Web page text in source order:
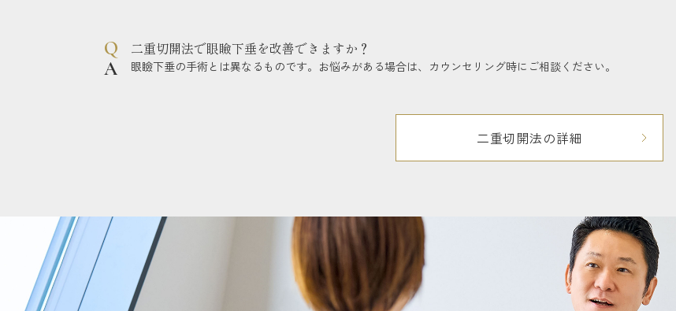
二重切開法で眼瞼下垂を改善できますか？
眼瞼下垂の手術とは異なるものです。お悩みがある場合は、カウンセリング時にご相談ください。
二重切開法の詳細